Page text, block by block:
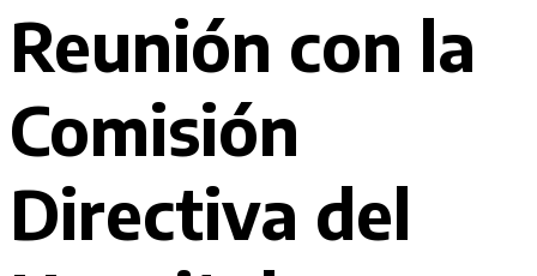
Reunión con la
Comisión
Directiva del